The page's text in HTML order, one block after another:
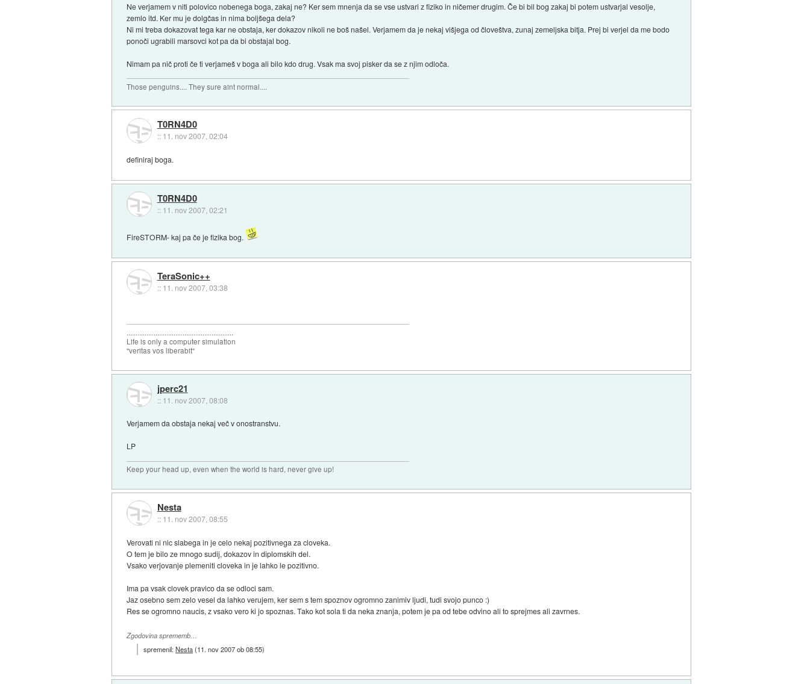
Ne verjamem v niti polovico nobenega boga, zakaj ne? Ker sem mnenja da se vse ustvari z fiziko in ničemer drugim. Če bi bil bog zakaj bi potem ustvarjal vesolje,
zemlo itd. Ker mu je dolgčas in nima boljšega dela?
Ni mi treba dokazovat tega kar ne obstaja, ker dokazov nikoli ne boš našel. Verjamem da je nekaj višjega od človeštva, zunaj zemeljska bitja. Prej bi verjel da me bodo
ponoči ugrabili marsovci kot pa da bi obstajal bog.
Nimam pa nič proti če ti verjameš v boga ali bilo kdo drug. Vsak ma svoj pisker da se z njim odloča.
Those penguins.... They sure aint normal....
T0RN4D0
:: 11. nov 2007, 02:04
definiraj boga.
T0RN4D0
:: 11. nov 2007, 02:21
FireSTORM- kaj pa če je fizika bog.
TeraSonic++
:: 11. nov 2007, 03:38
...........................................................
Life is only a computer simulation
"veritas vos liberabit"
jperc21
:: 11. nov 2007, 08:08
Verjamem da obstaja nekaj več v onostranstvu.
LP
Keep your head up, even when the world is hard, never give up!
Nesta
:: 11. nov 2007, 08:55
Verovati ni nic slabega in je celo nekaj pozitivnega za cloveka.
O tem je bilo ze mnogo sudij, dokazov in diplomskih del.
Vsako verjovanje plemeniti cloveka in je lahko le pozitivno.
Ima pa vsak clovek pravico da se odloci sam.
Jaz osebno sem zelo vesel da lahko verujem, ker sem s tem spoznov ogromno zanimiv ljudi, tudi svojo punco :)
Res se ogromno naucis, z vsako vero ki jo spoznas. Tako kot sola ti da neka znanja, potem je pa od tebe odvino ali to sprejmes ali zavrnes.
Zgodovina sprememb…
spremenil:Nesta(11. nov 2007 ob 08:55)